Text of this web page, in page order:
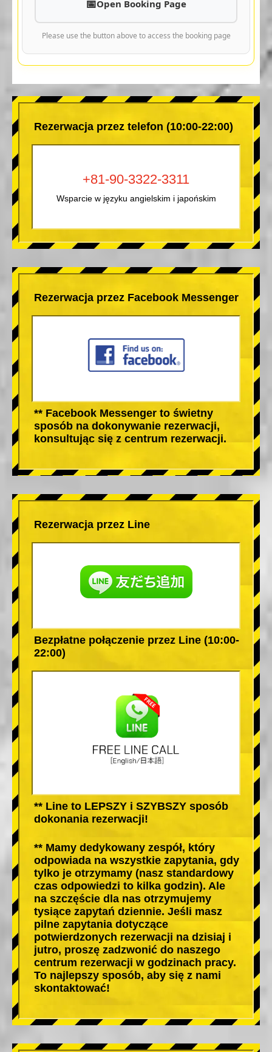
Open Booking Page
Please use the button above to access the booking page
Rezerwacja przez telefon (10:00-22:00)
+81-90-3322-3311
Wsparcie w języku angielskim i japońskim
Rezerwacja przez Facebook Messenger
** Facebook Messenger to świetny
sposób na dokonywanie rezerwacji,
konsultując się z centrum rezerwacji.
Rezerwacja przez Line
Bezpłatne połączenie przez Line (10:00-
22:00)
** Line to LEPSZY i SZYBSZY sposób
dokonania rezerwacji!
** Mamy dedykowany zespół, który
odpowiada na wszystkie zapytania, gdy
tylko je otrzymamy (nasz standardowy
czas odpowiedzi to kilka godzin). Ale
na szczęście dla nas otrzymujemy
tysiące zapytań dziennie. Jeśli masz
pilne zapytania dotyczące
potwierdzonych rezerwacji na dzisiaj i
jutro, proszę zadzwonić do naszego
centrum rezerwacji w godzinach pracy.
To najlepszy sposób, aby się z nami
skontaktować!